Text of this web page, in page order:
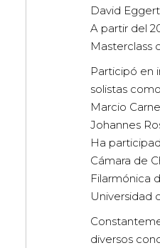
David
A partir del
Masterclass
Participó en
solistas
Marcio
Johannes
Ha
Cámara de
Filarmónica
Universidad
diversos